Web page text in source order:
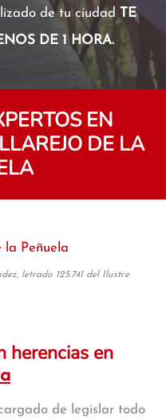
de tu ciudad TE
DE 1 HORA.
EN
DE LA
la Peñuela
letrado 125.741 del Ilustre
herencias en
de legislar todo